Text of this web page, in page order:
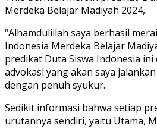
Merdeka Belajar Madiyah 2024,.
“Alhamdulillah saya berhasil
Indonesia Merdeka Belajar
predikat Duta Siswa Indonesia
advokasi yang akan saya
dengan penuh syukur.
Sedikit informasi bahwa setiap
urutannya sendiri, yaitu Utama,